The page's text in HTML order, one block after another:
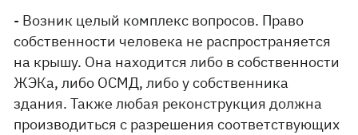
- Возник целый комплекс вопросов. Право
собственности человека не распространяется
на крышу. Она находится либо в собственности
ЖЭКа, либо ОСМД, либо у собственника
здания. Также любая реконструкция должна
производиться с разрешения соответствующих